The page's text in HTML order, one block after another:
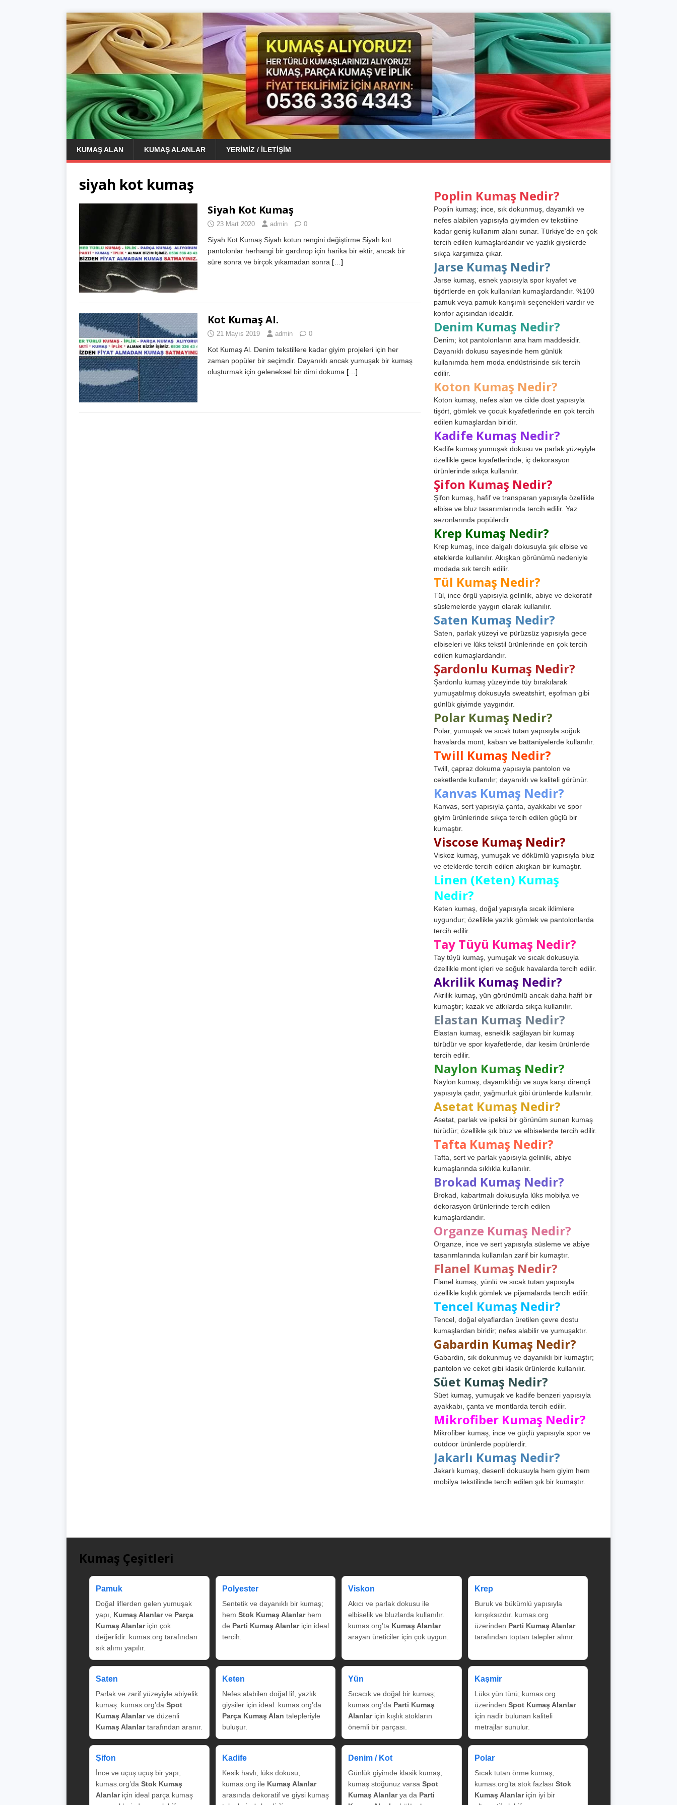
KUMAŞ ALAN KUMAŞ ALANLAR YERIMIZ / İLETIŞIM
siyah kot kumaş
Siyah Kot Kumaş
23 Mart 2020 admin 0
Siyah Kot Kumaş Siyah kotun rengini değiştirme Siyah kot
pantolonlar herhangi bir gardırop için harika bir ektir, ancak bir
süre sonra ve birçok yıkamadan sonra […]
Kot Kumaş Al.
21 Mayıs 2019 admin 0
Kot Kumaş Al. Denim tekstillere kadar giyim projeleri için her
zaman popüler bir seçimdir. Dayanıklı ancak yumuşak bir kumaş
oluşturmak için geleneksel bir dimi dokuma […]
Poplin Kumaş Nedir?
Poplin kumaş; ince, sık dokunmuş, dayanıklı ve
nefes alabilen yapısıyla giyimden ev tekstiline
kadar geniş kullanım alanı sunar. Türkiye’de en çok
tercih edilen kumaşlardandır ve yazlık giysilerde
sıkça karşımıza çıkar.
Jarse Kumaş Nedir?
Jarse kumaş, esnek yapısıyla spor kıyafet ve
tişörtlerde en çok kullanılan kumaşlardandır. %100
pamuk veya pamuk-karışımlı seçenekleri vardır ve
konfor açısından idealdir.
Denim Kumaş Nedir?
Denim; kot pantolonların ana ham maddesidir.
Dayanıklı dokusu sayesinde hem günlük
kullanımda hem moda endüstrisinde sık tercih
edilir.
Koton Kumaş Nedir?
Koton kumaş, nefes alan ve cilde dost yapısıyla
tişört, gömlek ve çocuk kıyafetlerinde en çok tercih
edilen kumaşlardan biridir.
Kadife Kumaş Nedir?
Kadife kumaş yumuşak dokusu ve parlak yüzeyiyle
özellikle gece kıyafetlerinde, iç dekorasyon
ürünlerinde sıkça kullanılır.
Şifon Kumaş Nedir?
Şifon kumaş, hafif ve transparan yapısıyla özellikle
elbise ve bluz tasarımlarında tercih edilir. Yaz
sezonlarında popülerdir.
Krep Kumaş Nedir?
Krep kumaş, ince dalgalı dokusuyla şık elbise ve
eteklerde kullanılır. Akışkan görünümü nedeniyle
modada sık tercih edilir.
Tül Kumaş Nedir?
Tül, ince örgü yapısıyla gelinlik, abiye ve dekoratif
süslemelerde yaygın olarak kullanılır.
Saten Kumaş Nedir?
Saten, parlak yüzeyi ve pürüzsüz yapısıyla gece
elbiseleri ve lüks tekstil ürünlerinde en çok tercih
edilen kumaşlardandır.
Şardonlu Kumaş Nedir?
Şardonlu kumaş yüzeyinde tüy bırakılarak
yumuşatılmış dokusuyla sweatshirt, eşofman gibi
günlük giyimde yaygındır.
Polar Kumaş Nedir?
Polar, yumuşak ve sıcak tutan yapısıyla soğuk
havalarda mont, kaban ve battaniyelerde kullanılır.
Twill Kumaş Nedir?
Twill, çapraz dokuma yapısıyla pantolon ve
ceketlerde kullanılır; dayanıklı ve kaliteli görünür.
Kanvas Kumaş Nedir?
Kanvas, sert yapısıyla çanta, ayakkabı ve spor
giyim ürünlerinde sıkça tercih edilen güçlü bir
kumaştır.
Viscose Kumaş Nedir?
Viskoz kumaş, yumuşak ve dökümlü yapısıyla bluz
ve eteklerde tercih edilen akışkan bir kumaştır.
Linen (Keten) Kumaş
Nedir?
Keten kumaş, doğal yapısıyla sıcak iklimlere
uygundur; özellikle yazlık gömlek ve pantolonlarda
tercih edilir.
Tay Tüyü Kumaş Nedir?
Tay tüyü kumaş, yumuşak ve sıcak dokusuyla
özellikle mont içleri ve soğuk havalarda tercih edilir.
Akrilik Kumaş Nedir?
Akrilik kumaş, yün görünümlü ancak daha hafif bir
kumaştır; kazak ve atkılarda sıkça kullanılır.
Elastan Kumaş Nedir?
Elastan kumaş, esneklik sağlayan bir kumaş
türüdür ve spor kıyafetlerde, dar kesim ürünlerde
tercih edilir.
Naylon Kumaş Nedir?
Naylon kumaş, dayanıklılığı ve suya karşı dirençli
yapısıyla çadır, yağmurluk gibi ürünlerde kullanılır.
Asetat Kumaş Nedir?
Asetat, parlak ve ipeksi bir görünüm sunan kumaş
türüdür; özellikle şık bluz ve elbiselerde tercih edilir.
Tafta Kumaş Nedir?
Tafta, sert ve parlak yapısıyla gelinlik, abiye
kumaşlarında sıklıkla kullanılır.
Brokad Kumaş Nedir?
Brokad, kabartmalı dokusuyla lüks mobilya ve
dekorasyon ürünlerinde tercih edilen
kumaşlardandır.
Organze Kumaş Nedir?
Organze, ince ve sert yapısıyla süsleme ve abiye
tasarımlarında kullanılan zarif bir kumaştır.
Flanel Kumaş Nedir?
Flanel kumaş, yünlü ve sıcak tutan yapısıyla
özellikle kışlık gömlek ve pijamalarda tercih edilir.
Tencel Kumaş Nedir?
Tencel, doğal elyaflardan üretilen çevre dostu
kumaşlardan biridir; nefes alabilir ve yumuşaktır.
Gabardin Kumaş Nedir?
Gabardin, sık dokunmuş ve dayanıklı bir kumaştır;
pantolon ve ceket gibi klasik ürünlerde kullanılır.
Süet Kumaş Nedir?
Süet kumaş, yumuşak ve kadife benzeri yapısıyla
ayakkabı, çanta ve montlarda tercih edilir.
Mikrofiber Kumaş Nedir?
Mikrofiber kumaş, ince ve güçlü yapısıyla spor ve
outdoor ürünlerde popülerdir.
Jakarlı Kumaş Nedir?
Jakarlı kumaş, desenli dokusuyla hem giyim hem
mobilya tekstilinde tercih edilen şık bir kumaştır.
Kumaş Çeşitleri
Pamuk
Doğal liflerden gelen yumuşak
yapı, Kumaş Alanlarve Parça
Kumaş Alanlariçin çok
değerlidir. kumas.org tarafından
sık alımı yapılır.
Polyester
Sentetik ve dayanıklı bir kumaş;
hem Stok Kumaş Alanlarhem
de Parti Kumaş Alanlariçin ideal
tercih.
Viskon
Akıcı ve parlak dokusu ile
elbiselik ve bluzlarda kullanılır.
kumas.org’ta Kumaş Alanlar
arayan üreticiler için çok uygun.
Krep
Buruk ve bükümlü yapısıyla
kırışıksızdır. kumas.org
üzerinden Parti Kumaş Alanlar
tarafından toptan talepler alınır.
Saten
Parlak ve zarif yüzeyiyle abiyelik
kumaş. kumas.org’da Spot
Kumaş Alanlarve düzenli
Kumaş Alanlartarafından aranır.
Keten
Nefes alabilen doğal lif, yazlık
giysiler için ideal. kumas.org’da
Parça Kumaş Alan talepleriyle
buluşur.
Yün
Sıcacık ve doğal bir kumaş;
kumas.org’da Parti Kumaş
Alanlariçin kışlık stokların
önemli bir parçası.
Kaşmir
Lüks yün türü; kumas.org
üzerinden Spot Kumaş Alanlar
için nadir bulunan kaliteli
metrajlar sunulur.
Şifon
İnce ve uçuş uçuş bir yapı;
kumas.org’da Stok Kumaş
Alanlariçin ideal parça kumaş
Kadife
Kesik havlı, lüks dokusu;
kumas.org ile Kumaş Alanlar
arasında dekoratif ve giysi kumaş
Denim / Kot
Günlük giyimde klasik kumaş;
kumaş stoğunuz varsa Spot
Kumaş Alanlarya da Parti
Polar
Sıcak tutan örme kumaş;
kumas.org’ta stok fazlası Stok
Kumaş Alanlariçin iyi bir